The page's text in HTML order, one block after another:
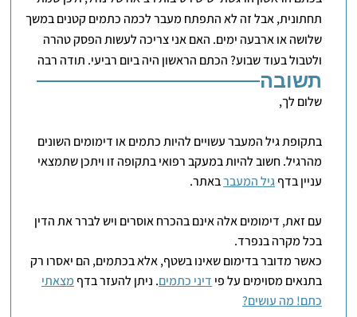
תחתונית, אבל זה לא התפתח מעבר לכמה כתמים קטנים במשך
שלושה או ארבעה ימים. האם אני צריכה לעשות הפסק טהרה
ולטבול בעוד שבוע? הכתם הראשון היה ביום רביעי. תודה רבה
תשובה
שלום לך,
בתקופת גיל המעבר עשויים להיות כתמים או דימומים השונים
מהרגיל. חשוב להיות במעקב רפואי בתקופה זו ויתכן שתמצאי
עניין בדףגיל המעברבאתר.
עם זאת, דימומים אלה אינם בהכרח אוסרים ויש לברר את הדין
בכל מקרה בנפרד.
כאשר מדובר בדימום שאינו בשטף, אלא בכתמים, הם יאסרו רק
בתנאים מסוימים על פי דיני כתמים. ניתן להעזר בדף מצאתי
כתם! מה עושים?